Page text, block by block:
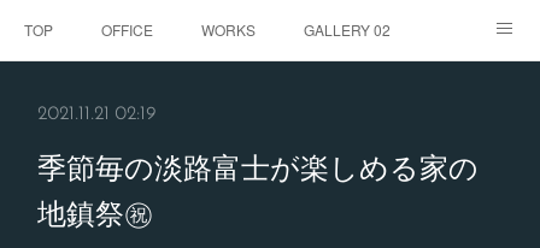
TOP OFFICE WORKS GALLERY 02
2021.11.21 02:19
季節毎の淡路富士が楽しめる家の
地鎮祭㊗️